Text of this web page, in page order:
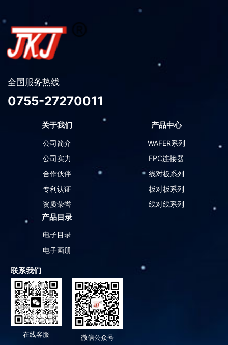
全国服务热线
0755-27270011
关于我们
公司简介
公司实力
合作伙伴
专利认证
资质荣誉
产品中心
WAFER系列
FPC连接器
线对板系列
板对板系列
线对线系列
产品目录
电子目录
电子画册
联系我们
在线客服 微信公众号